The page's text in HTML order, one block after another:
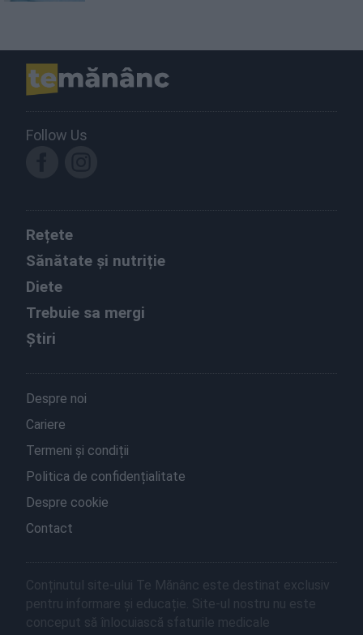
Follow Us
Rețete
Sănătate și nutriție
Diete
Trebuie sa mergi
Știri
Despre noi
Cariere
Termeni și condiții
Politica de confidențialitate
Despre cookie
Contact
Conținutul site-ului Te Mănânc este destinat exclusiv
pentru informare și educație. Site-ul nostru nu este
conceput să înlocuiască sfaturile medicale